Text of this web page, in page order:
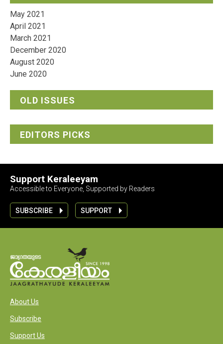
May 2021
April 2021
March 2021
December 2020
August 2020
June 2020
OLD ISSUES
EDITORS PICKS
Support Keraleeyam
Accessible to Everyone, Supported by Readers
SUBSCRIBE SUPPORT
About Us
Subscribe
Support Us